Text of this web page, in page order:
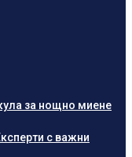
за нощно миене
с важни